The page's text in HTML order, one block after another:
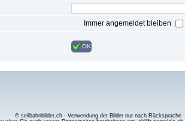
Immer angemeldet bleiben
OK
© seilbahnbilder.ch - Verwendung der Bilder nur nach Rücksprache